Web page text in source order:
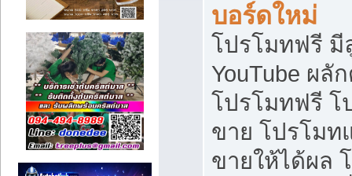
บอร์ดใหม่
โปรโมทฟรี มี
YouTube ผลั
โปรโมทฟรี โ
ขาย โปรโมท
ขายให้ได้ผล